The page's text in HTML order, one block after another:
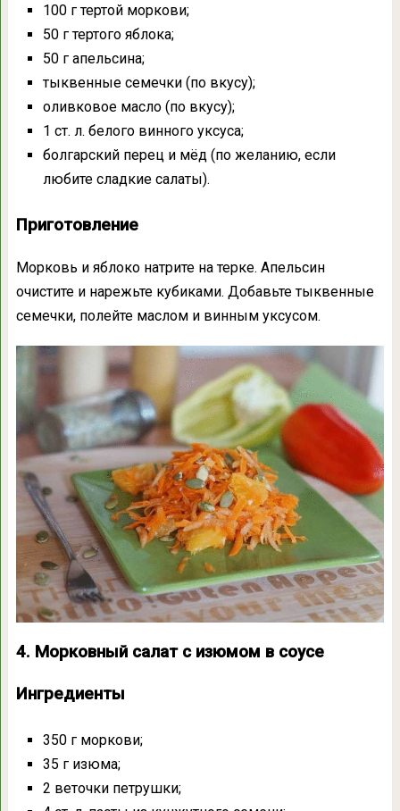
100 г тертой моркови;
50 г тертого яблока;
50 г апельсина;
тыквенные семечки (по вкусу);
оливковое масло (по вкусу);
1 ст. л. белого винного уксуса;
болгарский перец и мёд (по желанию, если
любите сладкие салаты).
Приготовление
Морковь и яблоко натрите на терке. Апельсин
очистите и нарежьте кубиками. Добавьте тыквенные
семечки, полейте маслом и винным уксусом.
4. Морковный салат с изюмом в соусе
Ингредиенты
350 г моркови;
35 г изюма;
2 веточки петрушки;⠀